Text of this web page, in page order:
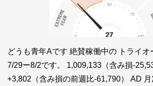
どうも青年Aです 絶賛稼働中の トライ
7/29ー8/2です。 1,009,133（含み損-
+3,802（含み損の前週比-61,790） AD